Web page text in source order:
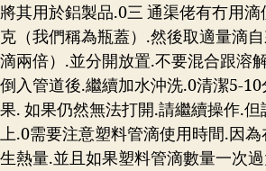
將其用於鋁製品.0三 通渠佬有冇用
克（我們稱為瓶蓋）.然後取適量滴
滴兩倍）.並分開放置.不要混合跟溶
倒入管道後.繼續加水沖洗.0清潔5-
果. 如果仍然無法打開.請繼續操作.
上.0需要注意塑料管滴使用時間.因
生熱量.並且如果塑料管滴數量一次